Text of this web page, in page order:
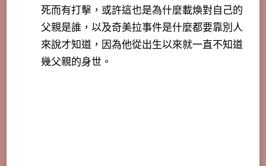
死而有打擊，或許這也是為什麼載煥對自己的
父親是誰，以及奇美拉事件是什麼都要靠別人
來說才知道，因為他從出生以來就一直不知道
幾父親的身世。